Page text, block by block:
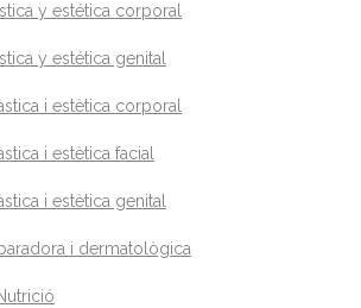
y estética corporal
y estética genital
i estètica corporal
i estètica facial
i estètica genital
i dermatològica